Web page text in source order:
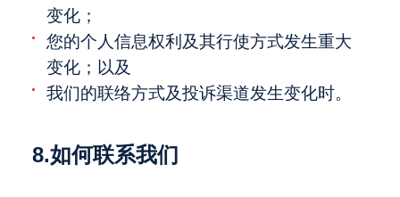
变化；
您的个人信息权利及其行使方式发生重大
变化；以及
我们的联络方式及投诉渠道发生变化时。
8.如何联系我们